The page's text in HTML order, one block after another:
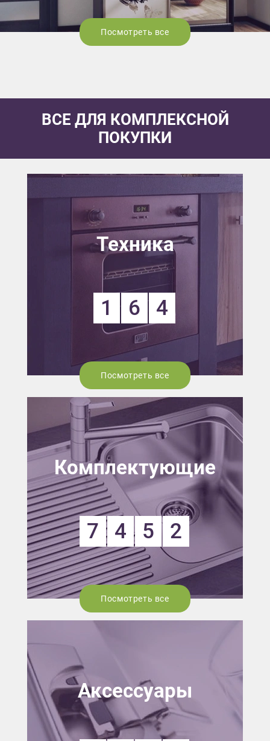
Посмотреть все
ВСЕ ДЛЯ КОМПЛЕКСНОЙ
ПОКУПКИ
Техника
1 6 4
Посмотреть все
Комплектующие
7 4 5 2
Посмотреть все
Аксессуары